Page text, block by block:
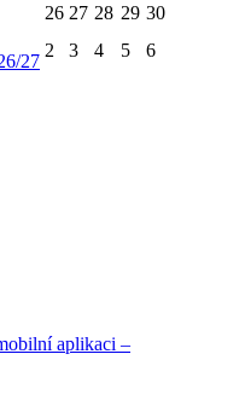
26 27 28 29 30
27
2 3 4 5 6
aplikaci –